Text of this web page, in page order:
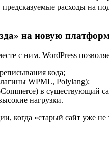
расходы на
на новую
с ним. WordPress
кода;
WPML, Polylang);
в существующий
нагрузки.
когда «старый сайт уже не